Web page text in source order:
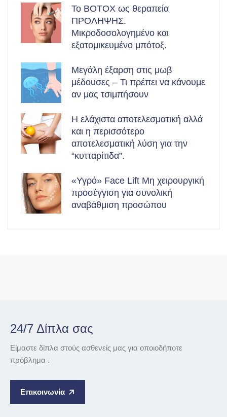
Το BOTOX ως θεραπεία
ΠΡΟΛΗΨΗΣ.
Μικροδοσολογημένο και
εξατομικευμένο μπότοξ.
Μεγάλη έξαρση στις μωβ
μέδουσες – Τι πρέπει να κάνουμε
αν μας τσιμπήσουν
Η ελάχιστα αποτελεσματική αλλά
και η περισσότερο
αποτελεσματική λύση για την
“κυτταρίτιδα”.
«Υγρό» Face Lift Μη χειρουργική
προσέγγιση για συνολική
αναβάθμιση προσώπου
24/7 Δίπλα σας
Είμαστε δίπλα στούς ασθενείς μας για οποιοδήποτε
πρόβλημα .
Επικοινωνία